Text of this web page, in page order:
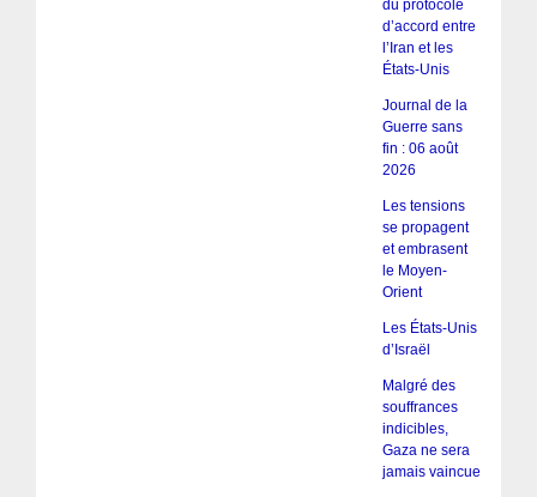
du protocole
d’accord entre
l’Iran et les
États-Unis
Journal de la
Guerre sans
fin : 06 août
2026
Les tensions
se propagent
et embrasent
le Moyen-
Orient
Les États-Unis
d’Israël
Malgré des
souffrances
indicibles,
Gaza ne sera
jamais vaincue